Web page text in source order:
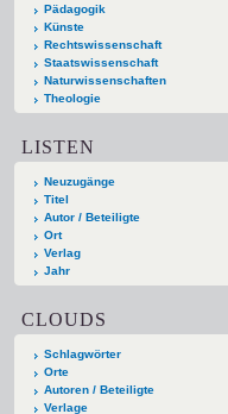
Pädagogik
Künste
Rechtswissenschaft
Staatswissenschaft
Naturwissenschaften
Theologie
LISTEN
Neuzugänge
Titel
Autor / Beteiligte
Ort
Verlag
Jahr
CLOUDS
Schlagwörter
Orte
Autoren / Beteiligte
Verlage